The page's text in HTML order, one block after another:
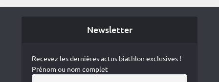
Newsletter
Recevez les dernières actus biathlon exclusives !
Prénom ou nom complet